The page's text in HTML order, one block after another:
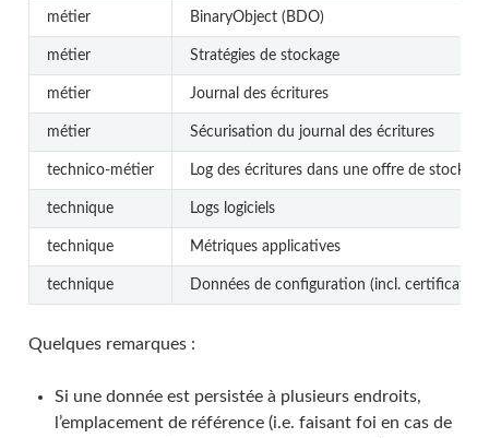
métier BinaryObject (BDO)
métier Stratégies de stockage
métier Journal des écritures
métier Sécurisation du journal des écritures
technico-métier Log des écritures dans une offre de stockage
technique Logs logiciels
technique Métriques applicatives
technique Données de configuration (incl. certificats)
Quelques remarques :
Si une donnée est persistée à plusieurs endroits,
l’emplacement de référence (i.e. faisant foi en cas de